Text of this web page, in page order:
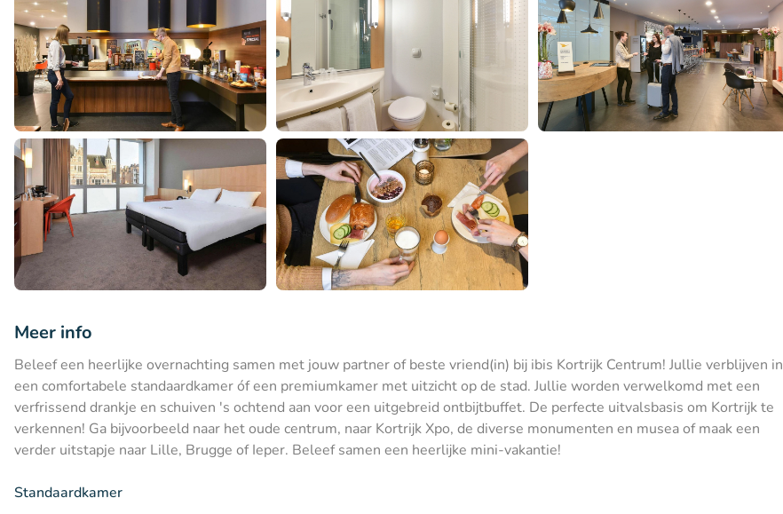
Meer info
Beleef een heerlijke overnachting samen met jouw partner of beste vriend(in) bij ibis Kortrijk Centrum! Jullie verblijven in
een comfortabele standaardkamer óf een premiumkamer met uitzicht op de stad. Jullie worden verwelkomd met een
verfrissend drankje en schuiven 's ochtend aan voor een uitgebreid ontbijtbuffet. De perfecte uitvalsbasis om Kortrijk te
verkennen! Ga bijvoorbeeld naar het oude centrum, naar Kortrijk Xpo, de diverse monumenten en musea of maak een
verder uitstapje naar Lille, Brugge of Ieper. Beleef samen een heerlijke mini-vakantie!
Standaardkamer